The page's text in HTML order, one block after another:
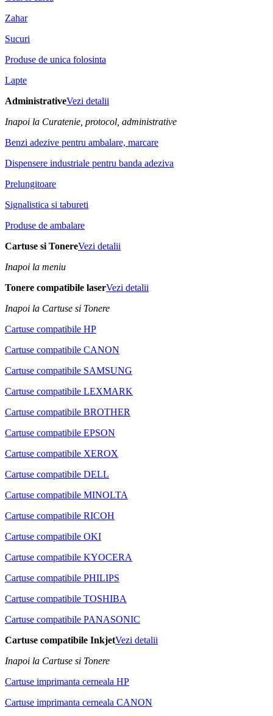
Zahar
Sucuri
Produse de unica folosinta
Lapte
AdministrativeVezi detalii
Inapoi la Curatenie, protocol, administrative
Benzi adezive pentru ambalare, marcare
Dispensere industriale pentru banda adeziva
Prelungitoare
Signalistica si tabureti
Produse de ambalare
Cartuse si TonereVezi detalii
Inapoi la meniu
Tonere compatibile laserVezi detalii
Inapoi la Cartuse si Tonere
Cartuse compatibile HP
Cartuse compatibile CANON
Cartuse compatibile SAMSUNG
Cartuse compatibile LEXMARK
Cartuse compatibile BROTHER
Cartuse compatibile EPSON
Cartuse compatibile XEROX
Cartuse compatibile DELL
Cartuse compatibile MINOLTA
Cartuse compatibile RICOH
Cartuse compatibile OKI
Cartuse compatibile KYOCERA
Cartuse compatibile PHILIPS
Cartuse compatibile TOSHIBA
Cartuse compatibile PANASONIC
Cartuse compatibile InkjetVezi detalii
Inapoi la Cartuse si Tonere
Cartuse imprimanta cerneala HP
Cartuse imprimanta cerneala CANON